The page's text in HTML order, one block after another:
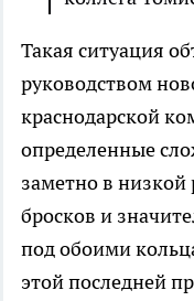
Такая ситуация
руководством
краснодарской
определенные
заметно в низкой
бросков и
под обоими
этой последней